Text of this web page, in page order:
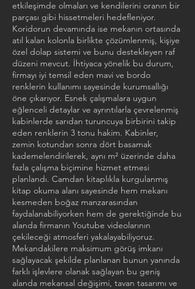
etkileşimde olmaları ve kendilerini oranın bir
parçası gibi hissetmeleri hedefleniyor.
Koridorun devamında ise mekanın ortasında
atıl kalan kolonla birlikte çözümlenmiş, kişiye
özel dolap sistemi ve bunu destekleyen raf
düzeni mevcut. İhtiyaca yönelik bu durum,
firmayı iyi temsil eden mavi ve bordo
renklerin kullanımı sayesinde kurumsallığı
öne çıkarıyor. Esnek çalışmalara uygun
eğlenceli detaylar ve ayrıntılarla çevrelenmiş
kabinlerde sarıdan turuncuya birbirini takip
eden renklerin 3 tonu hakim. Kabinler,
zemin kotundan sonra dört basamak
kademelendirilerek, aynı m² üzerinde daha
fazla çalışma biçimine hizmet etmesi
planlandı. Camdan kitaplıkla kurgulanmış
kitap okuma alanı sayesinde hem mekanı
kesmeden boğaz manzarasından
faydalanabiliyorken hem de gerektiğinde bu
alanda firmanın Youtube videolarının
çekileceği atmosferi yakalayabiliyoruz.
Mekandakilere maksimum görüş imkanı
sağlayacak şekilde planlanan bunun yanında
farklı işlevlere olanak sağlayan bu geniş
alanda mekansal değişimi, tavan tasarımı ve